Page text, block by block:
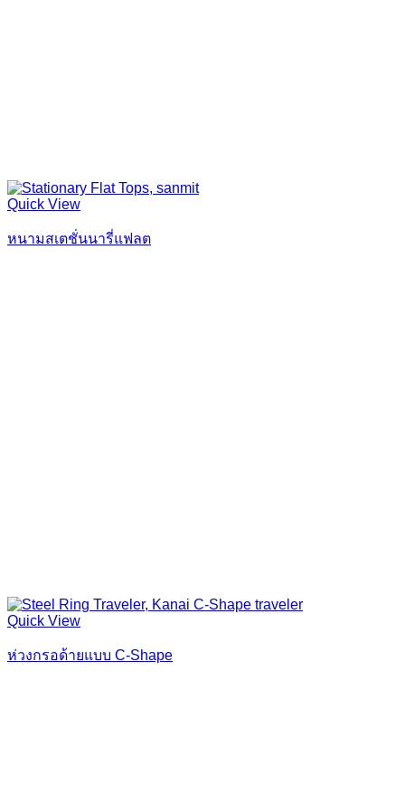
Quick View
หนามสเตชั่นนารี่แฟลต
Quick View
ห่วงกรอด้ายแบบ C-Shape